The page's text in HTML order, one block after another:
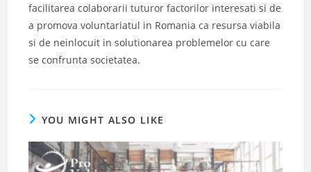
facilitarea colaborarii tuturor factorilor interesati si de
a promova voluntariatul in Romania ca resursa viabila
si de neinlocuit in solutionarea problemelor cu care
se confrunta societatea.
YOU MIGHT ALSO LIKE